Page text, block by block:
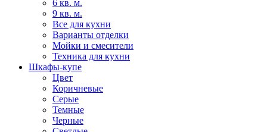
6 кв. м.
9 кв. м.
Все для кухни
Варианты отделки
Мойки и смесители
Техника для кухни
Шкафы-купе
Цвет
Коричневые
Серые
Темные
Черные